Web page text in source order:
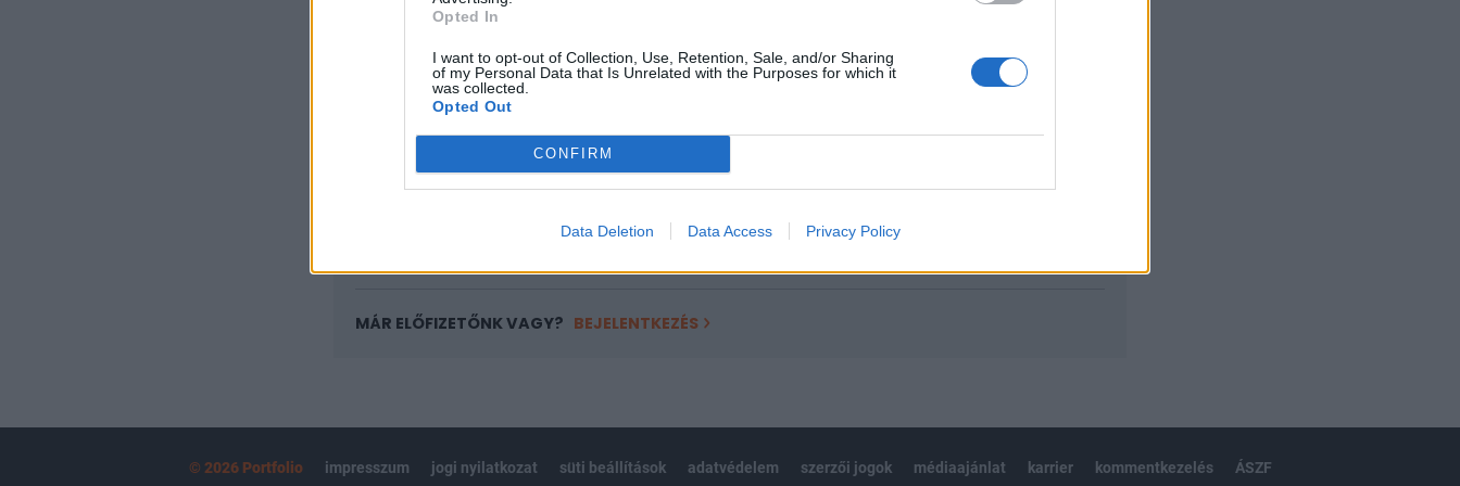
Opted In
I want to opt-out of Collection, Use, Retention, Sale, and/or Sharing
of my Personal Data that Is Unrelated with the Purposes for which it
was collected.
Opted Out
CONFIRM
Data Deletion Data Access Privacy Policy
regisztrációhoz kötött.
Az előfizetés a következőket tartalmazza:
Portfolio.hu teljes cikkarchívum
Kötéslisták: BÉT elmúlt 2 év napon belüli
kötéslistái
MÁR ELŐFIZETŐNK VAGY? BEJELENTKEZÉS
© 2026 Portfolio impresszum jogi nyilatkozat süti beállítások adatvédelem szerzői jogok médiaajánlat karrier kommentkezelés ÁSZF